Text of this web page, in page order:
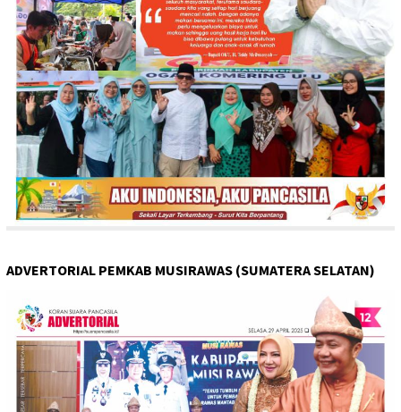
ADVERTORIAL PEMKAB MUSIRAWAS (SUMATERA SELATAN)